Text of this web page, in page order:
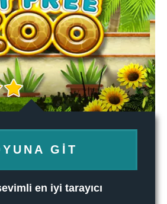
GIT
en iyi tarayıcı